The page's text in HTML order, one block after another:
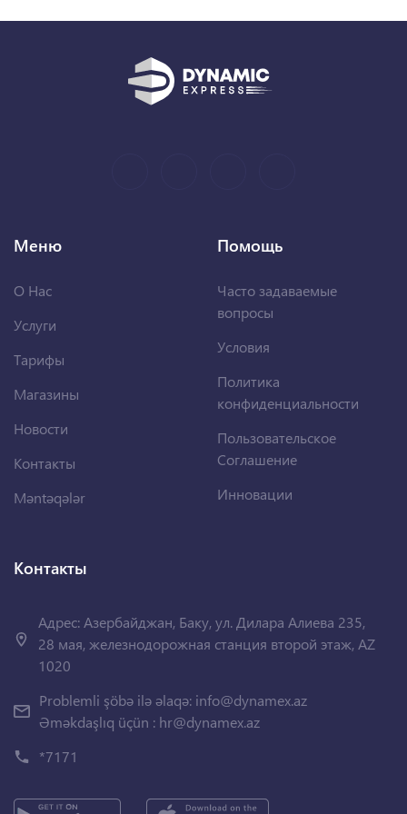
Меню
О Нас
Услуги
Тарифы
Магазины
Новости
Контакты
Məntəqələr
Помощь
Часто задаваемые
вопросы
Условия
Политика
конфиденциальности
Пользовательское
Соглашение
Инновации
Контакты
Адрес: Азербайджан, Баку, ул. Дилара Алиева 235,
28 мая, железнодорожная станция второй этаж, AZ
1020
Problemli şöbə ilə əlaqə: info@dynamex.az
Əməkdaşlıq üçün : hr@dynamex.az
*7171